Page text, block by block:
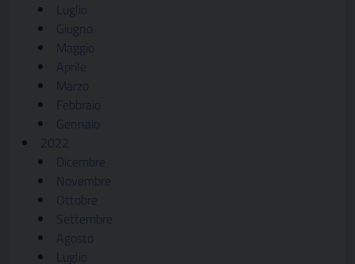
Luglio
Giugno
Maggio
Aprile
Marzo
Febbraio
Gennaio
2022
Dicembre
Novembre
Ottobre
Settembre
Agosto
Luglio